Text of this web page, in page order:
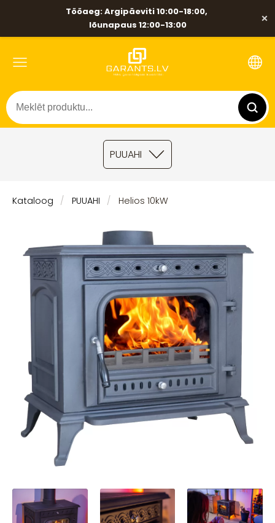
Tööaeg: Argipäeviti 10:00-18:00,
lõunapaus 12:00-13:00
×
PUUAHI
Kataloog PUUAHI Helios 10kW